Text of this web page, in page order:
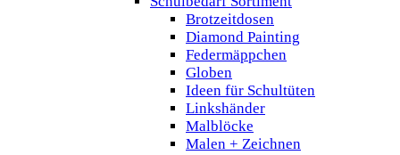
Brotzeitdosen
Diamond Painting
Federmäppchen
Globen
Ideen für Schultüten
Linkshänder
Malblöcke
Malen + Zeichnen